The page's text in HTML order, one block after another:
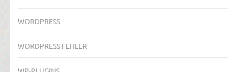
WORDPRESS
WORDPRESS FEHLER